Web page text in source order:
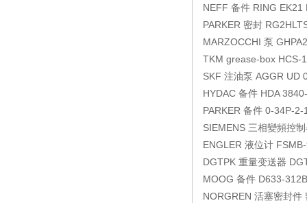
NEFF 备件 RING EK21
PARKER 密封
MARZOCCHI 泵
TKM grease-box HCS-
SKF 注油泵 AGGR UD
HYDAC 备件 HDA
PARKER 备件 0-34P-2-
SIEMENS 三相變頻控
ENGLER 液位计
DGTPK 重量变送器
MOOG 备件 D633-312B
NORGREN 活塞密封件